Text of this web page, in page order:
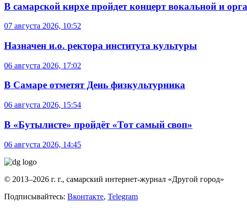
В самарской кирхе пройдет концерт вокальной и
07 августа 2026, 10:52
Назначен и.о. ректора института культуры
06 августа 2026, 17:02
В Самаре отметят День физкультурника
06 августа 2026, 15:54
В «Бутылисте» пройдёт «Тот самый своп»
06 августа 2026, 14:45
© 2013–2026 г. г., самарский интернет-журнал «Другой город»
Подписывайтесь: Вконтакте, Telegram